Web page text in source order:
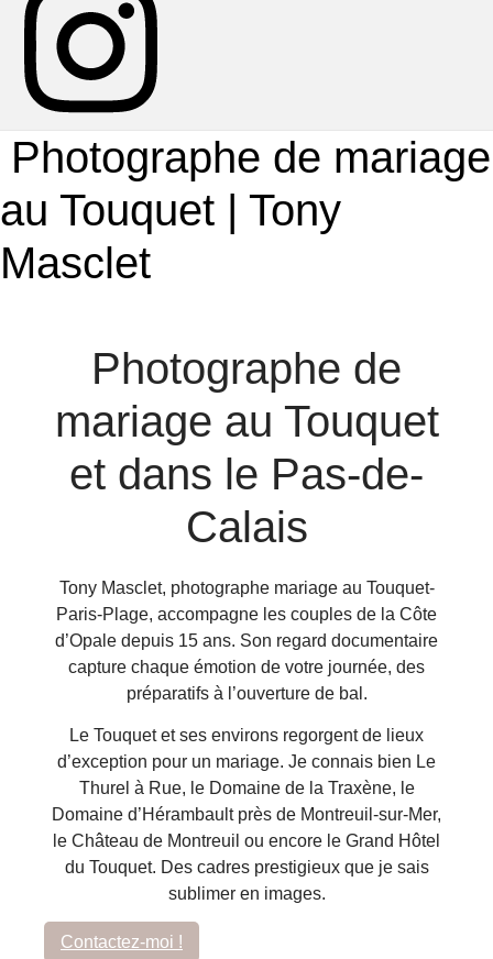
Photographe de mariage
au Touquet | Tony
Masclet
Photographe de
mariage au Touquet
et dans le Pas-de-
Calais
Tony Masclet, photographe mariage au Touquet-
Paris-Plage, accompagne les couples de la Côte
d’Opale depuis 15 ans. Son regard documentaire
capture chaque émotion de votre journée, des
préparatifs à l’ouverture de bal.
Le Touquet et ses environs regorgent de lieux
d’exception pour un mariage. Je connais bien Le
Thurel à Rue, le Domaine de la Traxène, le
Domaine d’Hérambault près de Montreuil-sur-Mer,
le Château de Montreuil ou encore le Grand Hôtel
du Touquet. Des cadres prestigieux que je sais
sublimer en images.
Contactez-moi !